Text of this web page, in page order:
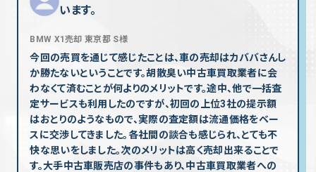
います。
BMW X1売却 東京都 S様
今回の売買を通じて感じたことは、車の売却はカババさんし
か勝たないということです。胡散臭い中古車買取業者に会
わなくて済むことが何よりのメリットです。途中、他で一括査
定サービスも利用したのですが、初回の上位3社の提示額
はおとりのようなもので、実際の査定額は流通価格をベー
スに交渉してきました。各社間の談合も感じられ、とても不
快な思いをしました。次のメリットは高く売却出来ることで
す。大手中古車販売店の事件もあり、中古車買取業者への